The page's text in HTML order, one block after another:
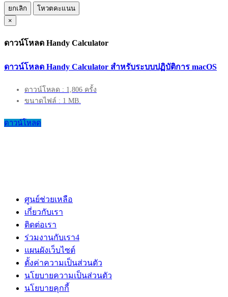
ยกเลิก
โหวตคะแนน
×
ดาวน์โหลด Handy Calculator
ดาวน์โหลด Handy Calculator สำหรับระบบปฏิบัติการ macOS
ดาวน์โหลด : 1,806 ครั้ง
ขนาดไฟล์ : 1 MB.
ดาวน์โหลด
ศูนย์ช่วยเหลือ
เกี่ยวกับเรา
ติดต่อเรา
ร่วมงานกับเรา4
แผนผังเว็บไซต์
ตั้งค่าความเป็นส่วนตัว
นโยบายความเป็นส่วนตัว
นโยบายคุกกี้